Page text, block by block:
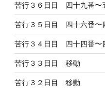
苦行３６日目 四十九番〜
苦行３５日目 四十六番〜
苦行３４日目 四十四番〜
苦行３３日目 移動
苦行３２日目 移動